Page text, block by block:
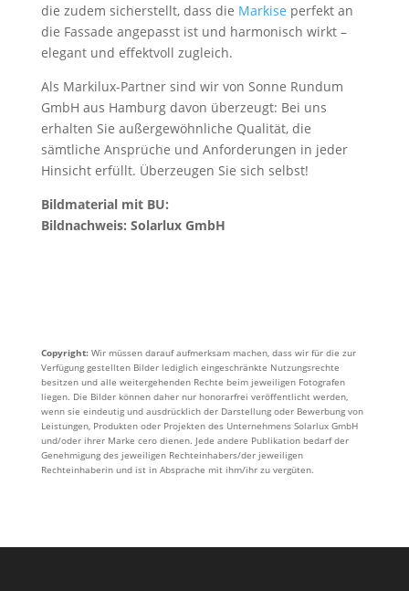
die zudem sicherstellt, dass die Markise perfekt an
die Fassade angepasst ist und harmonisch wirkt –
elegant und effektvoll zugleich.
Als Markilux-Partner sind wir von Sonne Rundum
GmbH aus Hamburg davon überzeugt: Bei uns
erhalten Sie außergewöhnliche Qualität, die
sämtliche Ansprüche und Anforderungen in jeder
Hinsicht erfüllt. Überzeugen Sie sich selbst!
Bildmaterial mit BU:
Bildnachweis: Solarlux GmbH
Copyright: Wir müssen darauf aufmerksam machen, dass wir für die zur
Verfügung gestellten Bilder lediglich eingeschränkte Nutzungsrechte
besitzen und alle weitergehenden Rechte beim jeweiligen Fotografen
liegen. Die Bilder können daher nur honorarfrei veröffentlicht werden,
wenn sie eindeutig und ausdrücklich der Darstellung oder Bewerbung von
Leistungen, Produkten oder Projekten des Unternehmens Solarlux GmbH
und/oder ihrer Marke cero dienen. Jede andere Publikation bedarf der
Genehmigung des jeweiligen Rechteinhabers/der jeweiligen
Rechteinhaberin und ist in Absprache mit ihm/ihr zu vergüten.